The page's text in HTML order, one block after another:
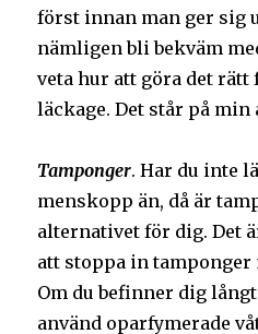
först innan man ger sig
nämligen bli bekväm
veta hur att göra det rätt
läckage. Det står på min
Tamponger. Har du inte
menskopp än, då är
alternativet för dig. Det
att stoppa in
Om du befinner dig
använd oparfymerade